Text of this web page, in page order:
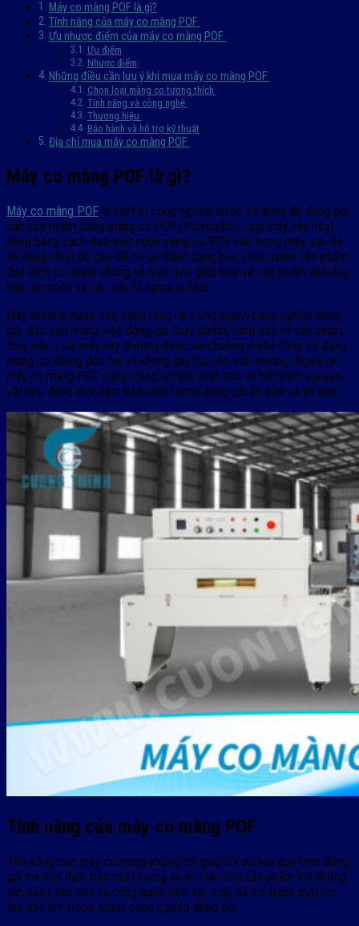
Máy co màng POF là gì?
Tính năng của máy co màng POF
Ưu nhược điểm của máy co màng POF
Ưu điểm
Nhược điểm
Những điều cần lưu ý khi mua máy co màng POF
Chọn loại màng co tương thích
Tính năng và công nghệ
Thương hiệu
Bảo hành và hỗ trợ kỹ thuật
Địa chỉ mua máy co màng POF
Máy co màng POF là gì?
Máy co màng POF là thiết bị công nghiệp được sử dụng để đóng gói
các sản phẩm bằng màng co POF (Polyolefin). Loại máy này hoạt
động bằng cách đưa một cuộn màng co POF vào trong máy, sau đó
sử dụng nhiệt độ cao để co lại thành dạng bọc chặt quanh sản phẩm.
Quá trình co nhanh chóng và hiệu quả, giúp bảo vệ sản phẩm khỏi bụi
bẩn, ẩm mốc và các yếu tố ngoại vi khác.
Máy thường được ứng dụng rộng rãi trong ngành công nghiệp đóng
gói, đặc biệt trong việc đóng gói thực phẩm, hàng hóa và sản phẩm
thủy sản. Loại máy này thường được ưa chuộng vì khả năng sử dụng
màng co không độc hại và không gây hại cho môi trường. Ngoài ra,
máy co màng POF cũng mang lại hiệu suất cao và tiết kiệm nguyên
vật liệu, đồng thời đảm bảo chất lượng đóng gói ổn định và an toàn.
Tính năng của máy co màng POF
Tính năng của máy co màng không chỉ giúp tối ưu hóa quy trình đóng
gói mà còn đảm bảo chất lượng và an toàn cho sản phẩm.Với những
tính năng tiên tiến và công nghệ hiện đại, máy đã trở thành một trợ
thủ đắc lực trong ngành công nghiệp đóng gói.